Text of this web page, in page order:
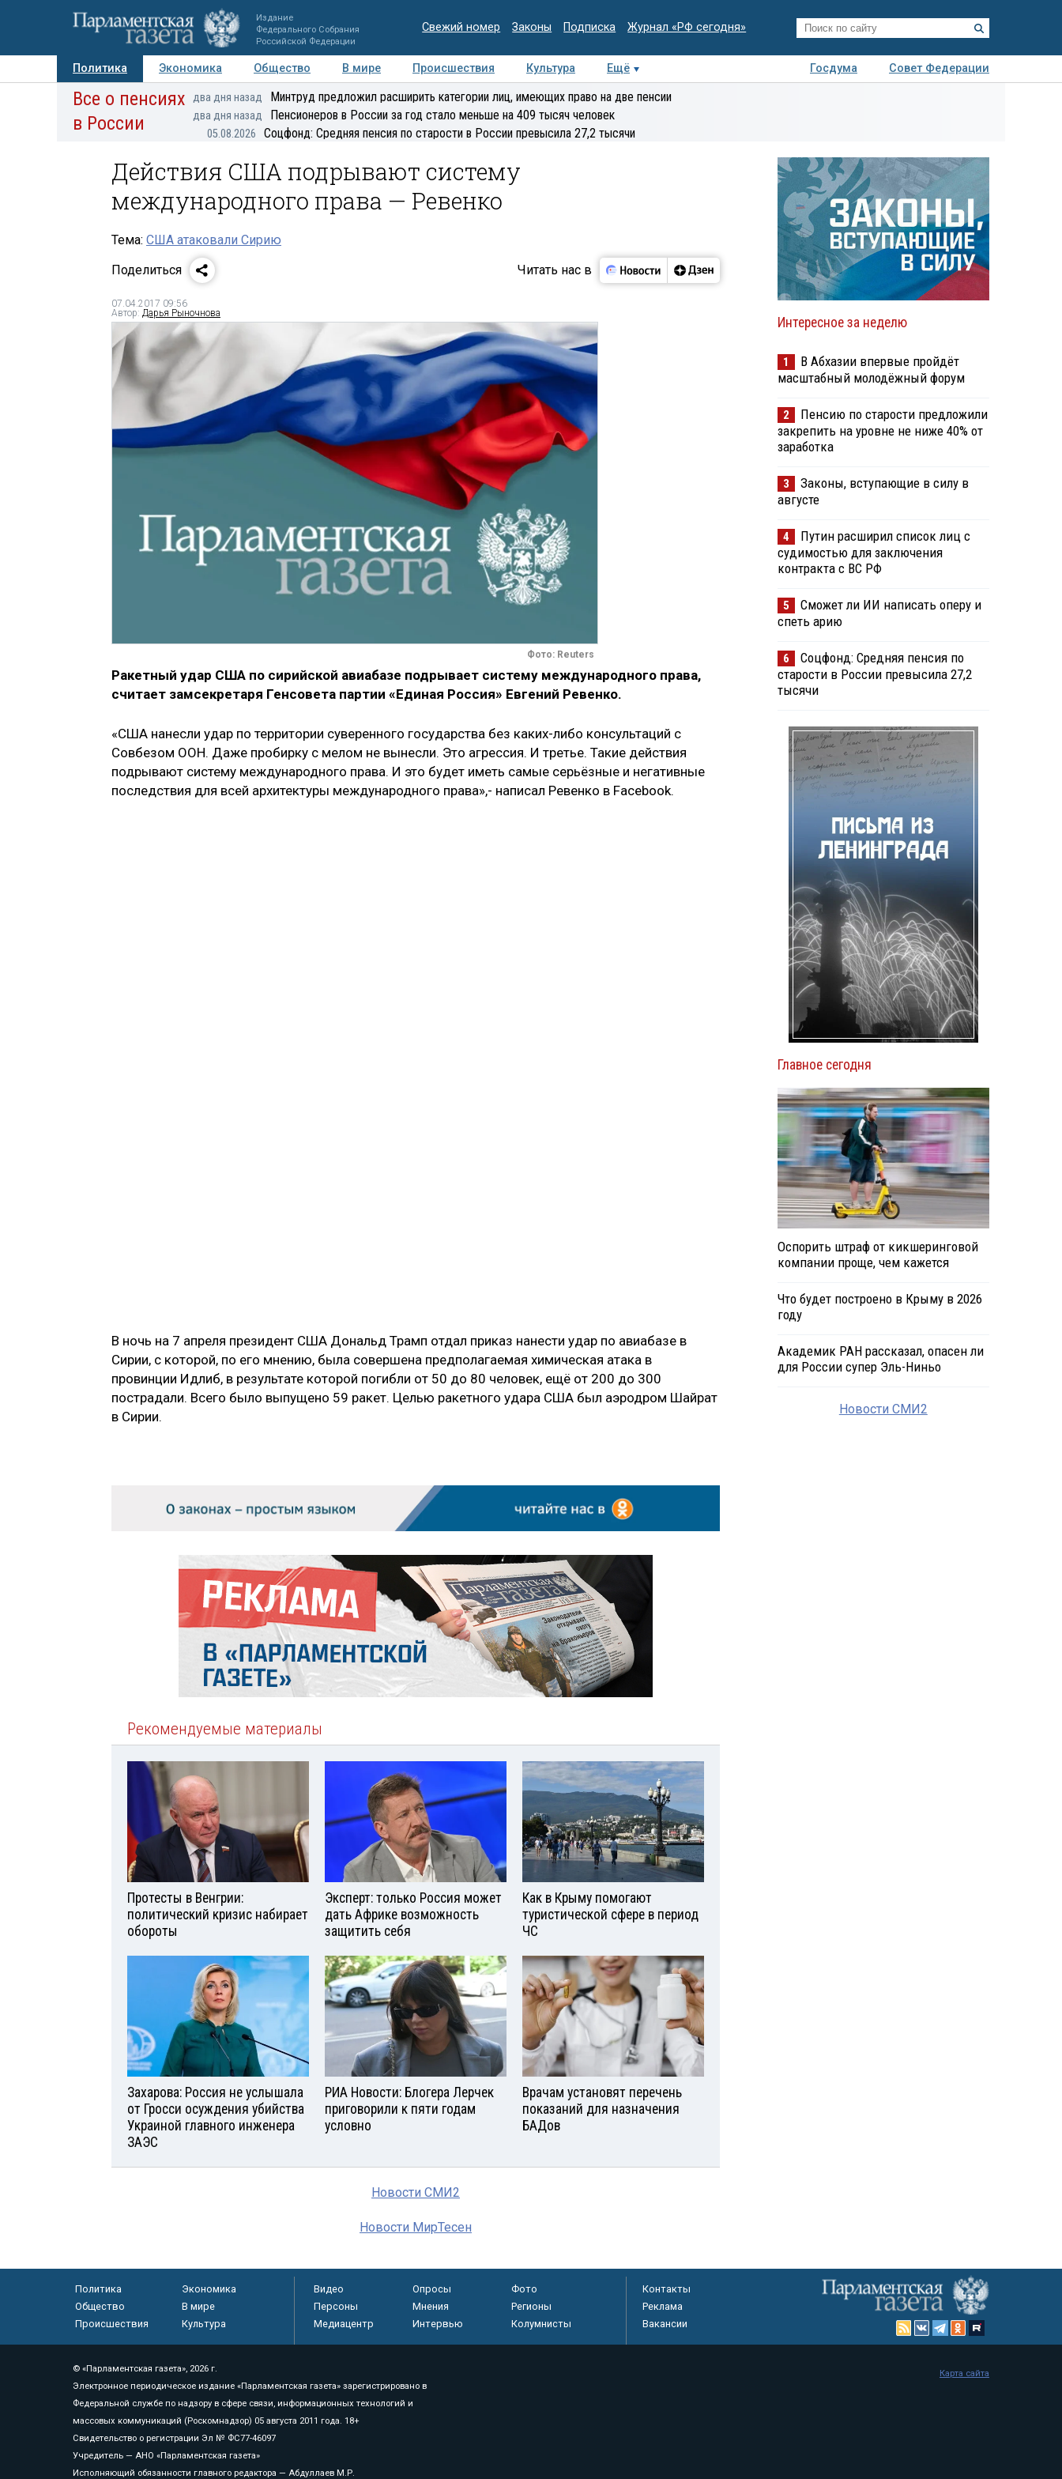
Издание
Федерального Собрания
Российской Федерации
Свежий номер Законы Подписка Журнал «РФ сегодня»
Политика Экономика Общество В мире Происшествия Культура Ещё Госдума
Совет Федерации
Авторы Персоны Мнения Регионы Медиацентр Интервью Колумнисты
Деловая
Все о пенсиях
в России
два дня назад Минтруд предложил расширить категории лиц, имеющих право на две пенсии
два дня назад Пенсионеров в России за год стало меньше на 409 тысяч человек
05.08.2026 Соцфонд: Средняя пенсия по старости в России превысила 27,2 тысячи
Действия США подрывают систему
международного права — Ревенко
Тема: США атаковали Сирию
Поделиться
Читать нас в
07.04.2017 09:56
Автор: Дарья Рыночнова
Фото: Reuters
Ракетный удар США по сирийской авиабазе подрывает систему международного права,
считает замсекретаря Генсовета партии «Единая Россия» Евгений Ревенко.
«США нанесли удар по территории суверенного государства без каких-либо консультаций с
Совбезом ООН. Даже пробирку с мелом не вынесли. Это агрессия. И третье. Такие действия
подрывают систему международного права. И это будет иметь самые серьёзные и негативные
последствия для всей архитектуры международного права»,- написал Ревенко в Facebook.
В ночь на 7 апреля президент США Дональд Трамп отдал приказ нанести удар по авиабазе в
Сирии, с которой, по его мнению, была совершена предполагаемая химическая атака в
провинции Идлиб, в результате которой погибли от 50 до 80 человек, ещё от 200 до 300
пострадали. Всего было выпущено 59 ракет. Целью ракетного удара США был аэродром Шайрат
в Сирии.
Рекомендуемые материалы
Протесты в Венгрии:
политический кризис набирает
обороты
Эксперт: только Россия может
дать Африке возможность
защитить себя
Как в Крыму помогают
туристической сфере в период
ЧС
Захарова: Россия не услышала
от Гросси осуждения убийства
Украиной главного инженера
ЗАЭС
РИА Новости: Блогера Лерчек
приговорили к пяти годам
условно
Врачам установят перечень
показаний для назначения
БАДов
Новости СМИ2
Новости МирТесен
Интересное за неделю
1
В Абхазии впервые пройдёт
масштабный молодёжный форум
2
Пенсию по старости предложили
закрепить на уровне не ниже 40% от
заработка
3
Законы, вступающие в силу в
августе
4
Путин расширил список лиц с
судимостью для заключения
контракта с ВС РФ
5
Сможет ли ИИ написать оперу и
спеть арию
6
Соцфонд: Средняя пенсия по
старости в России превысила 27,2
тысячи
Главное сегодня
Оспорить штраф от кикшеринговой
компании проще, чем кажется
Что будет построено в Крыму в 2026
году
Академик РАН рассказал, опасен ли
для России супер Эль-Ниньо
Новости СМИ2
Политика
Экономика
Общество
В мире
Происшествия
Культура
Видео Опросы
Фото
Персоны
Мнения
Регионы
Медиацентр
Интервью Колумнисты
Контакты
Реклама
Вакансии
© «Парламентская газета», 2026 г.
Электронное периодическое издание «Парламентская газета» зарегистрировано в
Федеральной службе по надзору в сфере связи, информационных технологий и
массовых коммуникаций (Роскомнадзор) 05 августа 2011 года. 18+
Свидетельство о регистрации Эл № ФС77-46097
Учредитель — АНО «Парламентская газета»
Исполняющий обязанности главного редактора — Абдуллаев М.Р.
Карта сайта